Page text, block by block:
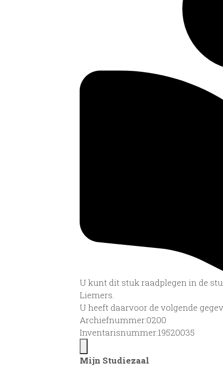
U kunt dit stuk raadplegen in de
Liemers.
U heeft daarvoor de volgende
Archiefnummer:0200
Inventarisnummer:19520035
Mijn Studiezaal